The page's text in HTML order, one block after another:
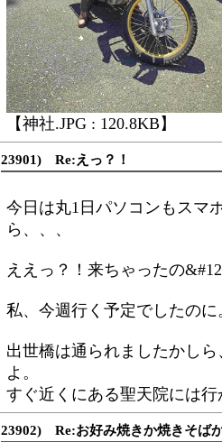
【神社.JPG : 120.8KB】
23901) Re:えっ？！
今日は丸1日パソコンもスマ
ら、、、
ええっ？！来ちゃったの
私、今週行く予定でしたの
出世橋は通られましたかし
よ。
すぐ近くにある聖天院には
23902) Re:お好み焼きか焼きそば